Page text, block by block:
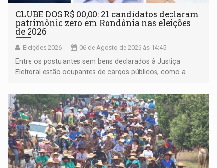
CLUBE DOS R$ 00,00: 21 candidatos declaram
patrimônio zero em Rondônia nas eleições
de 2026
Eleições 2026 06 de Agosto de 2026 às 14:45
Entre os postulantes sem bens declarados à Justiça
Eleitoral estão ocupantes de cargos públicos, como a
Pedro Geovar (PP) e a vice-prefeita Magna dos Anjos
(NOVO)